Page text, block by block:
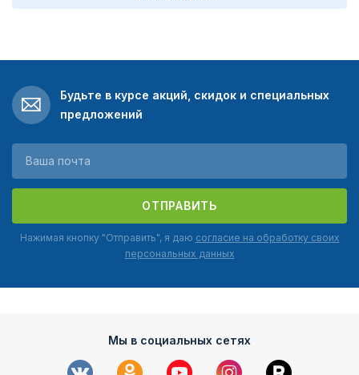
Будьте в курсе акций, скидок и специальных
предложений
ОТПРАВИТЬ
Нажимая кнопку "Отправить", я даю согласие на обработку своих
персональных данных
Мы в социальных сетях